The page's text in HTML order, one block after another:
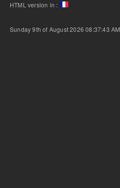
HTML version in :
Sunday 9th of August 2026 08:37:43 AM